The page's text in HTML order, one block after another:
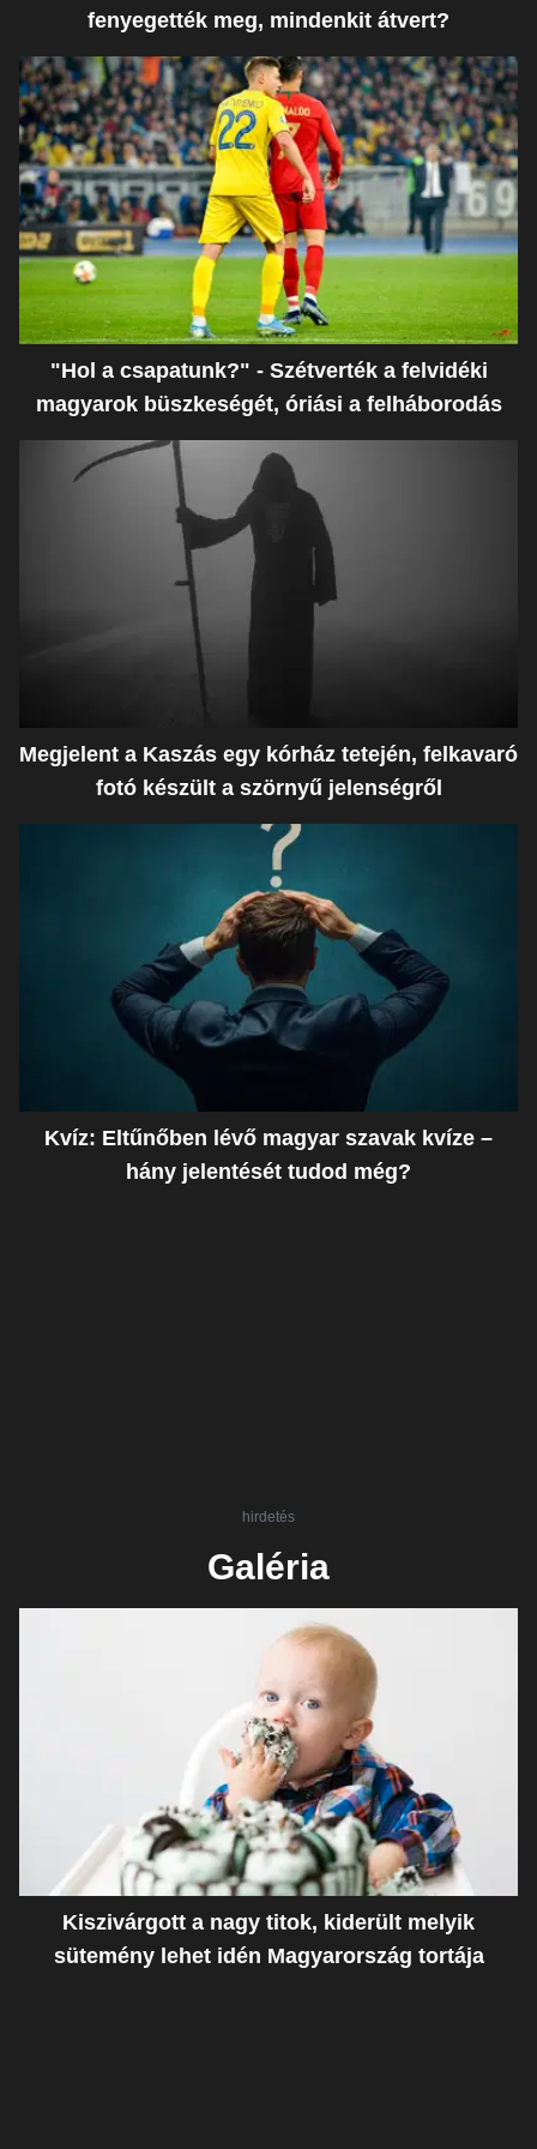
fenyegették meg, mindenkit átvert?
"Hol a csapatunk?" - Szétverték a felvidéki
magyarok büszkeségét, óriási a felháborodás
Megjelent a Kaszás egy kórház tetején, felkavaró
fotó készült a szörnyű jelenségről
Kvíz: Eltűnőben lévő magyar szavak kvíze –
hány jelentését tudod még?
hirdetés
Galéria
Kiszivárgott a nagy titok, kiderült melyik
sütemény lehet idén Magyarország tortája